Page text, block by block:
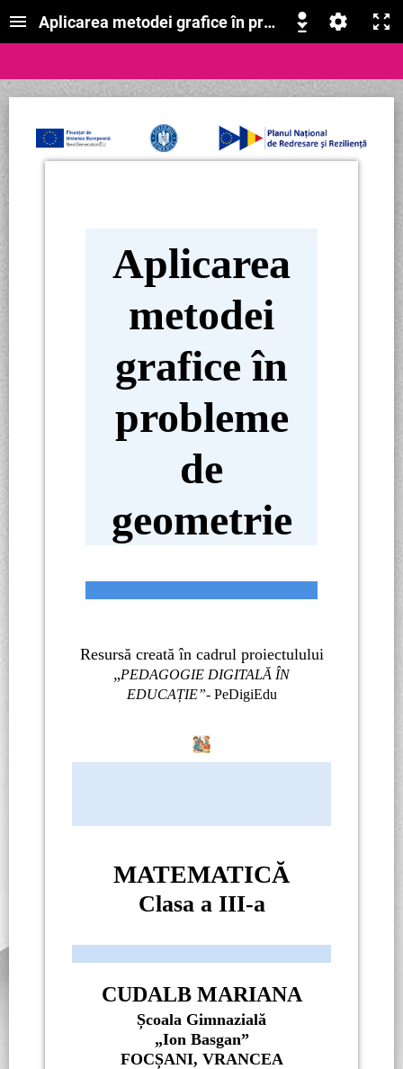
Aplicarea metodei grafice în probleme de
Aplicarea
metodei
grafice în
probleme
de
geometrie
Resursă creată în cadrul proiectulului
„PEDAGOGIE DIGITALĂ ÎN
EDUCAȚIE”- PeDigiEdu
MATEMATICĂ
Clasa a III-a
CUDALB MARIANA
Școala Gimnazială
„Ion Basgan”
FOCȘANI, VRANCEA